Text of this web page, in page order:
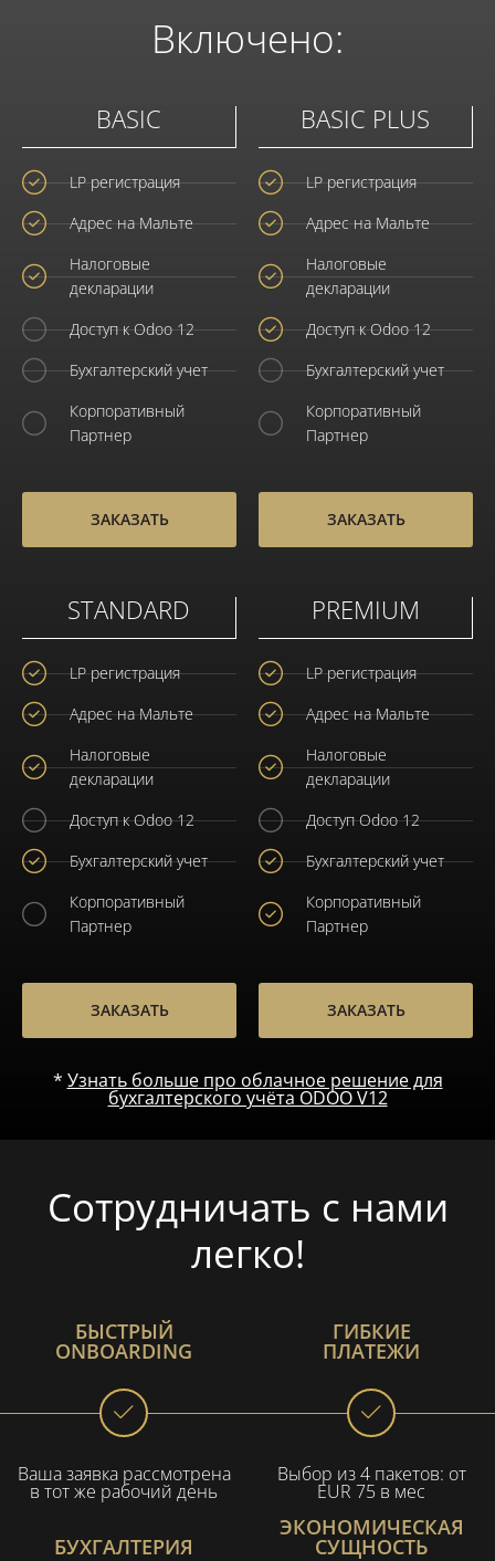
Включено:
BASIC
LP регистрация
Адрес на Мальте
Налоговые
декларации
Доступ к Odoo 12
Бухгалтерский учет
Корпоративный
Партнер
ЗАКАЗАТЬ
BASIC PLUS
LP регистрация
Адрес на Мальте
Налоговые
декларации
Доступ к Odoo 12
Бухгалтерский учет
Корпоративный
Партнер
ЗАКАЗАТЬ
STANDARD
LP регистрация
Адрес на Мальте
Налоговые
декларации
Доступ к Odoo 12
Бухгалтерский учет
Корпоративный
Партнер
ЗАКАЗАТЬ
PREMIUM
LP регистрация
Адрес на Мальте
Налоговые
декларации
Доступ Odoo 12
Бухгалтерский учет
Корпоративный
Партнер
ЗАКАЗАТЬ
* Узнать больше про облачное решение для
бухгалтерского учёта ODOO V12
Сотрудничать с нами
легко!
БЫСТРЫЙ
ONBOARDING
Ваша заявка рассмотрена
в тот же рабочий день
ГИБКИЕ
ПЛАТЕЖИ
Выбор из 4 пакетов: от
EUR 75 в мес
БУХГАЛТЕРИЯ
ЭКОНОМИЧЕСКАЯ
СУЩНОСТЬ